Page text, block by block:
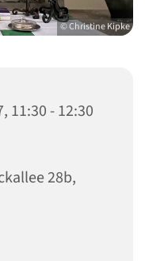
© Christine Kipke
11:30 - 12:30
28b,